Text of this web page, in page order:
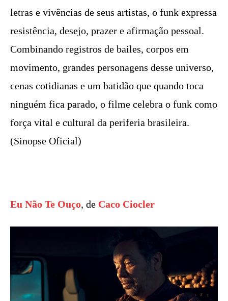
letras e vivências de seus artistas, o funk expressa
resistência, desejo, prazer e afirmação pessoal.
Combinando registros de bailes, corpos em
movimento, grandes personagens desse universo,
cenas cotidianas e um batidão que quando toca
ninguém fica parado, o filme celebra o funk como
força vital e cultural da periferia brasileira.
(Sinopse Oficial)
Eu Não Te Ouço, de Caco Ciocler